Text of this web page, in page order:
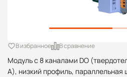
Модуль с 8 каналами DO
A), низкий профиль, параллельная
В избранное В сравнение